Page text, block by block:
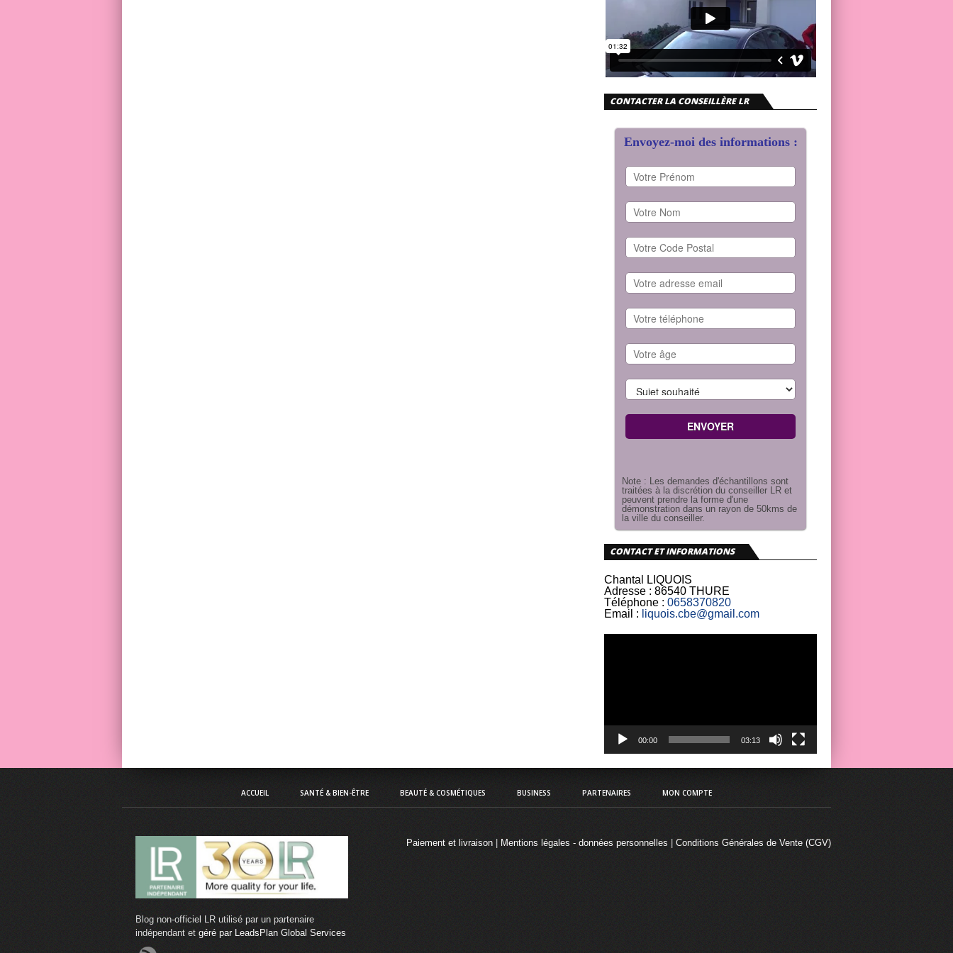
CONTACTER LA CONSEILLÈRE LR
Envoyez-moi des informations :
Note : Les demandes d'échantillons sont
traitées à la discrétion du conseiller LR et
peuvent prendre la forme d'une
démonstration dans un rayon de 50kms de
la ville du conseiller.
CONTACT ET INFORMATIONS
Chantal LIQUOIS
Adresse : 86540 THURE
Téléphone : 0658370820
Email : liquois.cbe@gmail.com
00:00 03:13
ACCUEIL SANTÉ & BIEN-ÊTRE BEAUTÉ & COSMÉTIQUES BUSINESS PARTENAIRES MON COMPTE
Blog non-officiel LR utilisé par un partenaire
indépendant et géré par LeadsPlan Global Services
Paiement et livraison | Mentions légales - données personnelles | Conditions Générales de Vente (CGV)